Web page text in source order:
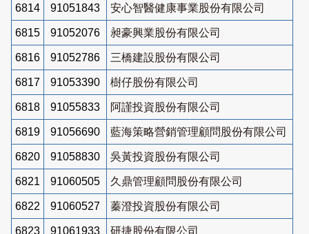
6814 91051843 安心智醫健康事業股份有限公司
6815 91052076 昶豪興業股份有限公司
6816 91052786 三橋建設股份有限公司
6817 91053390 樹仔股份有限公司
6818 91055833 阿謹投資股份有限公司
6819 91056690 藍海策略營銷管理顧問股份有限公司
6820 91058830 吳黃投資股份有限公司
6821 91060505 久鼎管理顧問股份有限公司
6822 91060527 蓁澄投資股份有限公司
6823 91061933 研捷股份有限公司